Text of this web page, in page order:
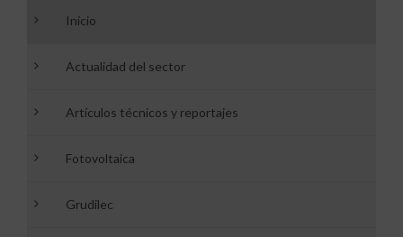
Inicio
Actualidad del sector
Artículos técnicos y reportajes
Fotovoltaica
Grudilec